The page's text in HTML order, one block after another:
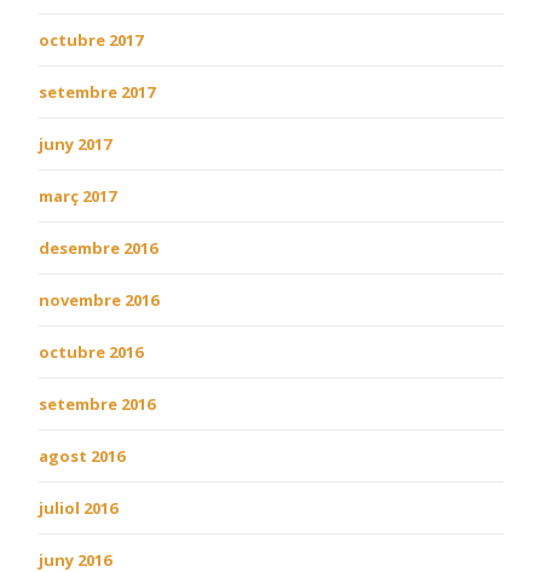
octubre 2017
setembre 2017
juny 2017
març 2017
desembre 2016
novembre 2016
octubre 2016
setembre 2016
agost 2016
juliol 2016
juny 2016